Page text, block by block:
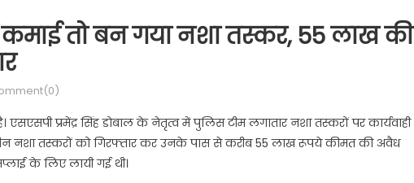
तो बन गया नशा तस्कर, 55 लाख की
प्रमेंद्र सिंह डोबाल के नेतृत्व में पुलिस टीम लगातार नशा तस्करों पर कार्यवाही
नशा तस्करों को गिरफ्तार कर उनके पास से करीब 55 लाख रूपये कीमत की अवैध
के लिए लायी गई थी।